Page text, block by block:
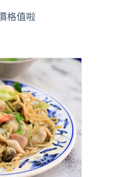
格值啦